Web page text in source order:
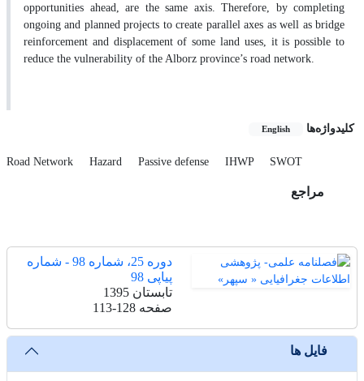
opportunities ahead, are the same axis. Therefore, by completing
ongoing and planned projects to create parallel axes as well as bridge
reinforcement and displacement of some land uses, it is possible to
reduce the vulnerability of the Alborz province’s road network.
کلیدواژه‌ها English
Road Network Hazard Passive defense IHWP SWOT
مراجع
دوره 25، شماره 98 - شماره
پیاپی 98
تابستان 1395
صفحه 113-128
فایل ها